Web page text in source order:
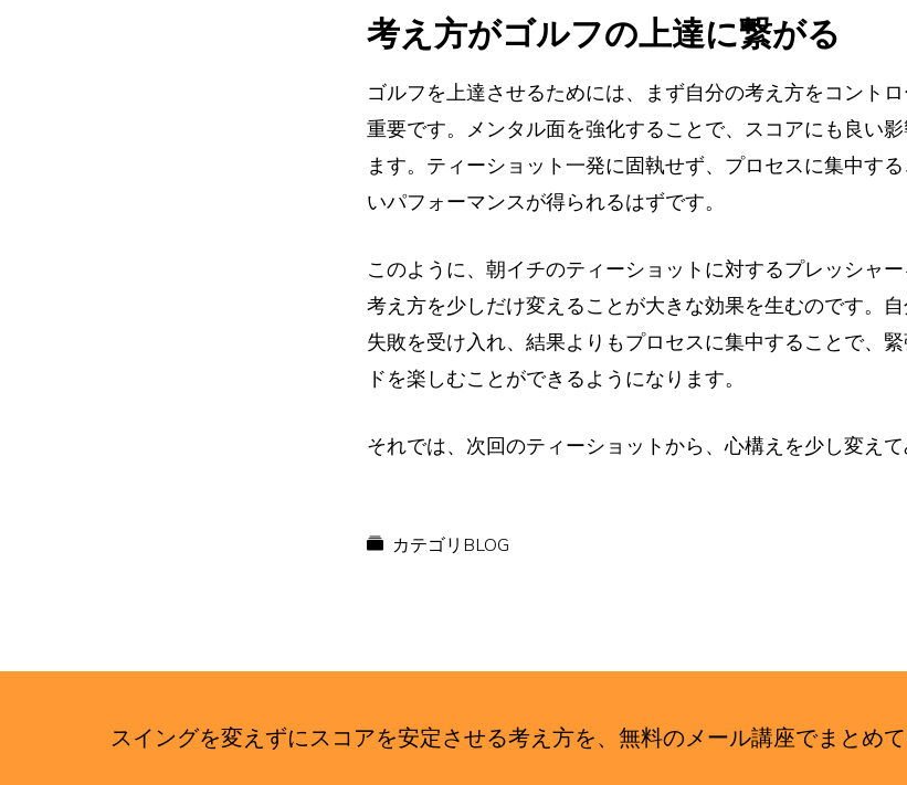
考え方がゴルフの上達に繋がる
ゴルフを上達させるためには、まず自分の考え方をコント
重要です。メンタル面を強化することで、スコアにも良い
ます。ティーショット一発に固執せず、プロセスに集中す
いパフォーマンスが得られるはずです。
このように、朝イチのティーショットに対するプレッシャー
考え方を少しだけ変えることが大きな効果を生むのです。自
失敗を受け入れ、結果よりもプロセスに集中することで、
ドを楽しむことができるようになります。
それでは、次回のティーショットから、心構えを少し変えて
カテゴリ BLOG
スイングを変えずにスコアを安定させる考え方を、無料のメール講座でまとめ